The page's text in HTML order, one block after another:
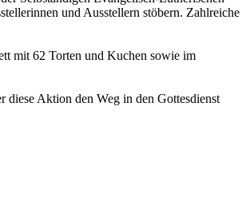
und Ausstellern stöbern. Zahlreiche
mit 62 Torten und Kuchen sowie im
diese Aktion den Weg in den Gottesdienst